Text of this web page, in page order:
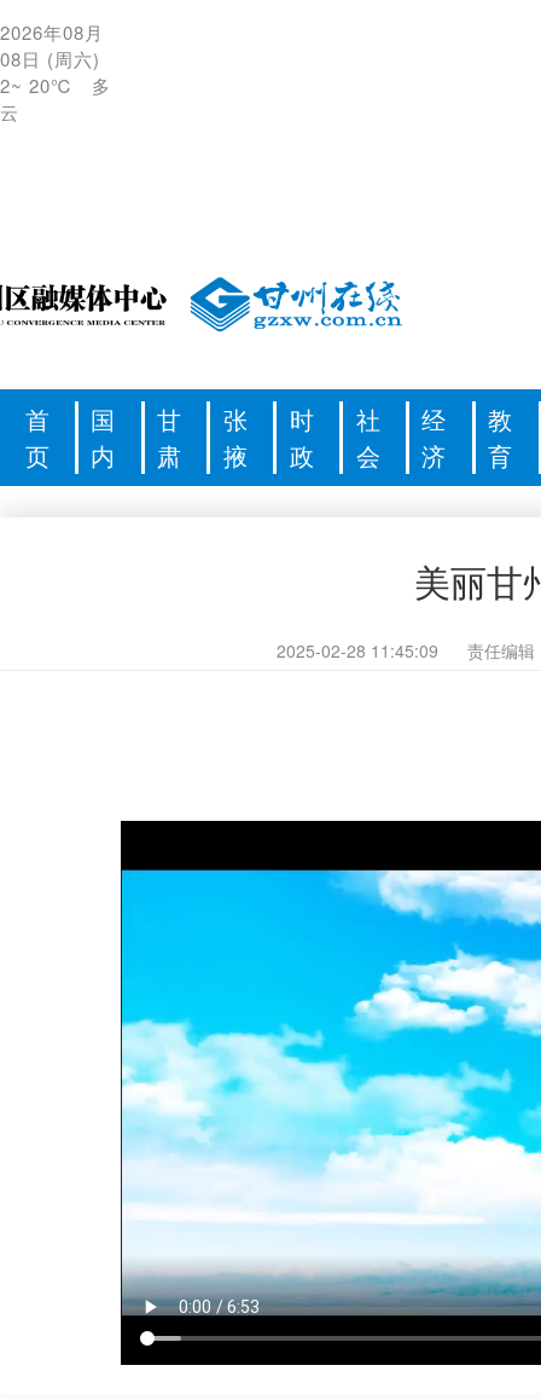
2026年08月
08日 (周六)
2~ 20℃
多
云
首
页
国
内
甘
肃
张
掖
时
政
社
会
经
济
教
育
美丽甘
2025-02-28 11:45:09 责任编辑